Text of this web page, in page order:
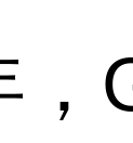
，